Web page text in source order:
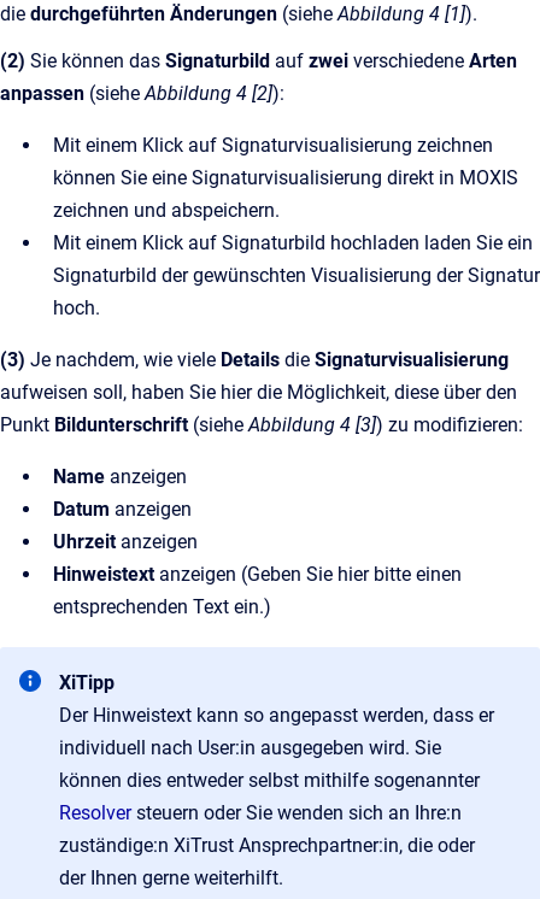
die durchgeführten Änderungen (sieheAbbildung 4 [1]).
(2) Sie können das Signaturbild auf zwei verschiedene Arten
anpassen (sieheAbbildung 4 [2]):
Mit einem Klick auf Signaturvisualisierung zeichnen
können Sie eine Signaturvisualisierung direkt in MOXIS
zeichnen und abspeichern.
Mit einem Klick auf Signaturbild hochladen laden Sie ein
Signaturbild der gewünschten Visualisierung der Signatur
hoch.
(3) Je nachdem, wie viele Details die Signaturvisualisierung
aufweisen soll, haben Sie hier die Möglichkeit, diese über den
Punkt Bildunterschrift (sieheAbbildung 4 [3]) zu modifizieren:
Name anzeigen
Datum anzeigen
Uhrzeit anzeigen
Hinweistext anzeigen (Geben Sie hier bitte einen
entsprechenden Text ein.)
XiTipp
Der Hinweistext kann so angepasst werden, dass er
individuell nach User:in ausgegeben wird. Sie
können dies entweder selbst mithilfe sogenannter
Resolversteuern oder Sie wenden sich an Ihre:n
zuständige:n XiTrust Ansprechpartner:in, die oder
der Ihnen gerne weiterhilft.